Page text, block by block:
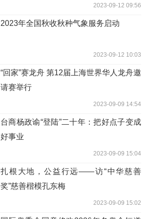
2023-09-12 09:56
2023年全国秋收秋种气象服务启动
2023-09-12 10:03
“回家”赛龙舟 第12届上海世界华人龙舟邀
请赛举行
2023-09-09 14:54
台商杨政谕“登陆”二十年：把好点子变成
好事业
2023-09-09 15:04
扎根大地，公益行远——访“中华慈善
奖”慈善楷模孔东梅
2023-09-09 15:02